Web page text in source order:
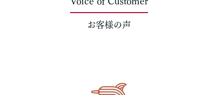
お客様の声